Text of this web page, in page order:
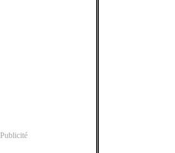
Publicité